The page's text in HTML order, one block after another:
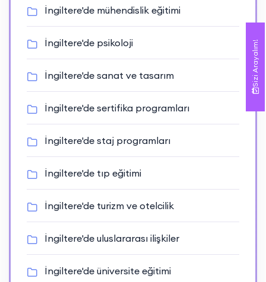
İngiltere'de mühendislik eğitimi
İngiltere'de psikoloji
İngiltere'de sanat ve tasarım
İngiltere'de sertifika programları
İngiltere'de staj programları
İngiltere'de tıp eğitimi
İngiltere'de turizm ve otelcilik
İngiltere'de uluslararası ilişkiler
İngiltere'de üniversite eğitimi
Sizi Arayalım!